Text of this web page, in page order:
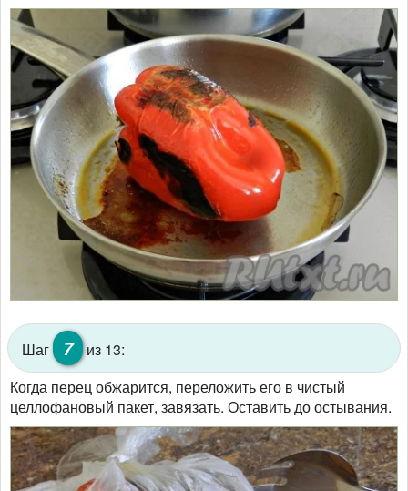
Шаг 7
из 13:
Когда перец обжарится, переложить его в чистый
целлофановый пакет, завязать. Оставить до остывания.